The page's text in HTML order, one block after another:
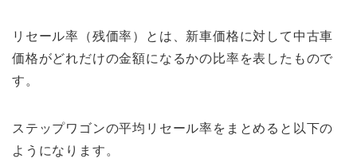
リセール率（残価率）とは、新車価格に対して中古車
価格がどれだけの金額になるかの比率を表したもので
す。
ステップワゴンの平均リセール率をまとめると以下の
ようになります。